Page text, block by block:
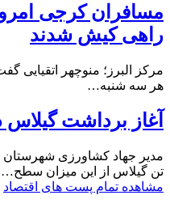
مسافران کرجی امروز
راهی کیش شدند
مرکز البرز؛ منوچهر اتقیایی
هر سه شنبه…
آغاز برداشت گیلاس
تن گیلاس از این میزان سطح…
مشاهده تمام پست های اقتصاد